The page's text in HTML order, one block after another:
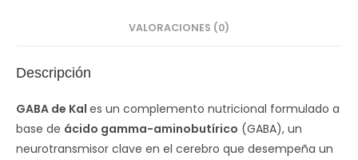
VALORACIONES (0)
Descripción
GABA de Kal es un complemento nutricional formulado a
base de ácido gamma-aminobutírico (GABA), un
neurotransmisor clave en el cerebro que desempeña un